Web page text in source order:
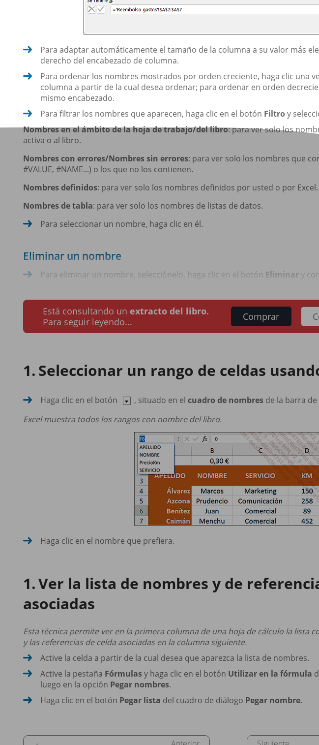
Para adaptar automáticamente el tamaño de la columna a su valor más
derecho del encabezado de columna.
Para ordenar los nombres mostrados por orden creciente, haga clic una
columna a partir de la cual desea ordenar; para ordenar en orden
mismo encabezado.
Para filtrar los nombres que aparecen, haga clic en el botón Filtroy
Nombres en el ámbito de la hoja de trabajo/del libro: para ver solo los
activa o al libro.
Nombres con errores/Nombres sin errores: para ver solo los nombres que
#VALUE, #NAME...) o los que no los contienen.
Nombres definidos: para ver solo los nombres definidos por usted o por Excel.
Nombres de tabla: para ver solo los nombres de listas de datos.
Para seleccionar un nombre, haga clic en él.
Eliminar un nombre
Para eliminar un nombre, selecciónelo, haga clic en el botón Eliminary
Está consultando un extracto del libro.
Para seguir leyendo...
Comprar
Seleccionar un rango de celdas
Haga clic en el botón , situado en el cuadro de nombres de la barra
Excel muestra todos los rangos con nombre del libro.
Haga clic en el nombre que prefiera.
Ver la lista de nombres y de
asociadas
Esta técnica permite ver en la primera columna de una hoja de cálculo la lista
y las referencias de celda asociadas en la columna siguiente.
Active la celda a partir de la cual desea que aparezca la lista de nombres.
Active la pestaña Fórmulasy haga clic en el botón Utilizar en la fórmula
luego en la opción Pegar nombres.
Haga clic en el botón Pegar lista del cuadro de diálogo Pegar nombre.